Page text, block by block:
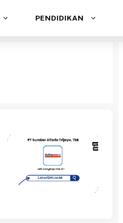
PENDIDIKAN